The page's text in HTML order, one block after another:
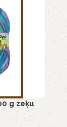
g zeķu